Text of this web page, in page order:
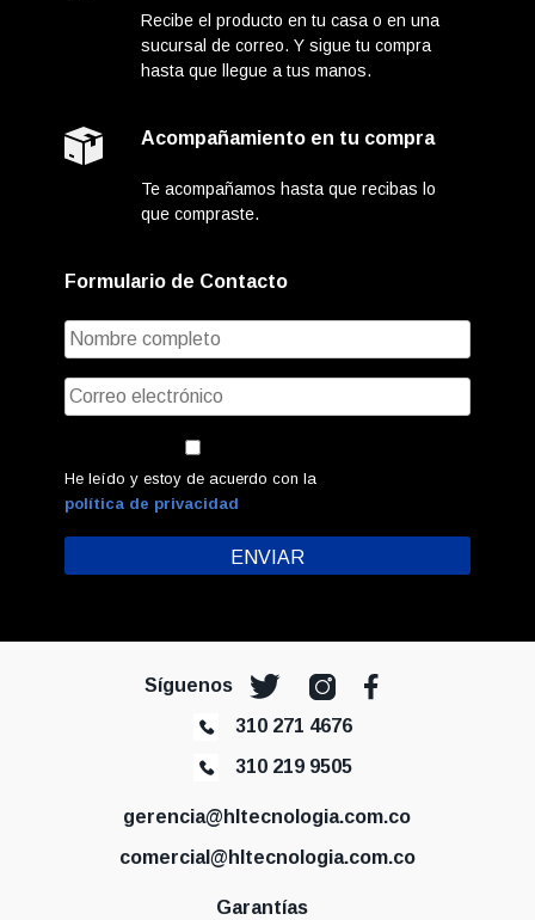
Recibe el producto en tu casa o en una
sucursal de correo. Y sigue tu compra
hasta que llegue a tus manos.
Acompañamiento en tu compra
Te acompañamos hasta que recibas lo
que compraste.
Formulario de Contacto
He leído y estoy de acuerdo con la
política de privacidad
Síguenos
310 271 4676
310 219 9505
gerencia@hltecnologia.com.co
comercial@hltecnologia.com.co
Garantías